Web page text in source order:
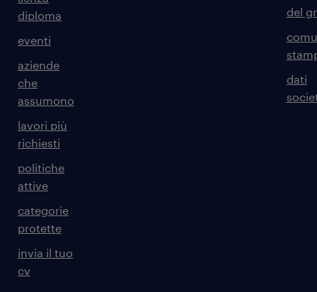
diploma
eventi
aziende
che
assumono
lavori più
richiesti
politiche
attive
categorie
protette
invia il tuo
cv
del
dati